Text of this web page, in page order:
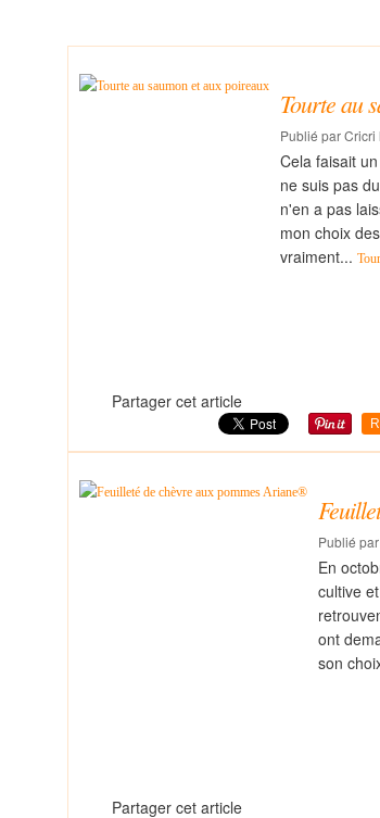
Tourte au
Publié par
Cela faisait
ne suis pas
n'en a pas
mon choix
vraiment...
Partager cet article
Publié
En
cultive
ont
son
Partager cet article